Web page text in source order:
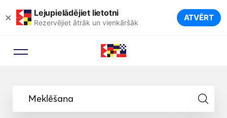
× Lejupielādējiet lietotni
Rezervējiet ātrāk un vienkāršāk ATVĒRT
Meklēšana